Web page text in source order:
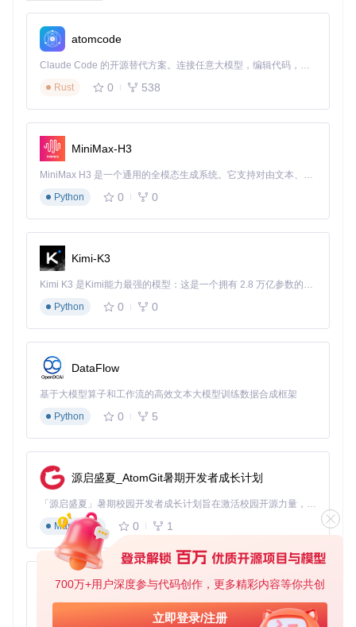
700万+用户深度参与代码创作，更多精彩内容等你共创
立即登录/注册
# 基础库编译：包含网络、文件系统等核心工具
make -C MonaBase
make -C MonaCore
编译原理：采用依赖分离设计，MonaServer模块链接Mon
aCore生成可执行文件，避免重复编译公共组件
# 进入部署目录
cd MonaServer/bin
./MonaServer --version
启动流程：main.cpp（
初始化Server实例，依次加载协议监听器、Lua脚本环境和
媒体服务模块
五、功能验证：多协议服务测试策略
1. HTTP服务验证
验证点：检查HTTP状态码200及响应内容，对应实现模块为H
TTPSession（MonaCore/sources/HTTP/HTTPSession.cp
2. RTMP推流测试
# 使用ffmpeg推流
atomcode
Claude Code 的开源替代方案。连接任意大模型，编辑代码，运行命令，自动验证 — 全自动执行。用 Rust 构建，极致性能。 ｜ An open-source alternative to Claude Code. Connect any LLM, edit code, run commands, and verify changes — autonomously. Built in Rust for speed. Get Started
Rust
0 538
MiniMax-H3
MiniMax H3 是一个通用的全模态生成系统。它支持对由文本、图像、视频和音频组成的多模态上下文进行统一理解，并能生成分辨率高达 2K、时长可达 15 秒的带原生立体声音频的视频。得益于面向任务泛化的系统设计，H3 在预训练阶段就已具备广泛的多模态上下文理解与生成能力，能够出色地执行复杂的多模态指令。
Python
0 0
Kimi-K3
Kimi K3 是Kimi能力最强的模型：这是一个拥有 2.8 万亿参数的混合专家（MoE）模型，具备原生视觉理解能力，并支持 100 万 token 的上下文窗口。
Python
0 0
DataFlow
基于大模型算子和工作流的高效文本大模型训练数据合成框架
Python
0 5
源启盛夏_AtomGit暑期开发者成长计划
「源启盛夏」暑期校园开发者成长计划旨在激活校园开源力量，通过积分激励、认证扶持、资源倾斜等形式，引导高校组织和开发者完成「入驻 — 建项目 — 做贡献 — 获认证 — 得资源」的完整闭环。无论你是想带领社团入驻平台的组织者，还是希望用代码贡献证明自己的开发者，都能在这里找到属于你的成长路径。
Markdown
0 1
py-xiaozhi
基于Python的Xiaozhi AI，适用于想要完整Xiaozhi体验而无需拥有专用硬件的用户。